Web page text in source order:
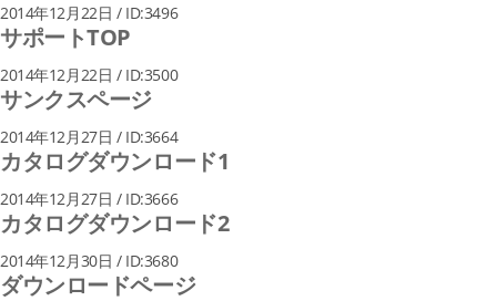
2014年12月22日 / ID:3496
サポートTOP
2014年12月22日 / ID:3500
サンクスページ
2014年12月27日 / ID:3664
カタログダウンロード1
2014年12月27日 / ID:3666
カタログダウンロード2
2014年12月30日 / ID:3680
ダウンロードページ